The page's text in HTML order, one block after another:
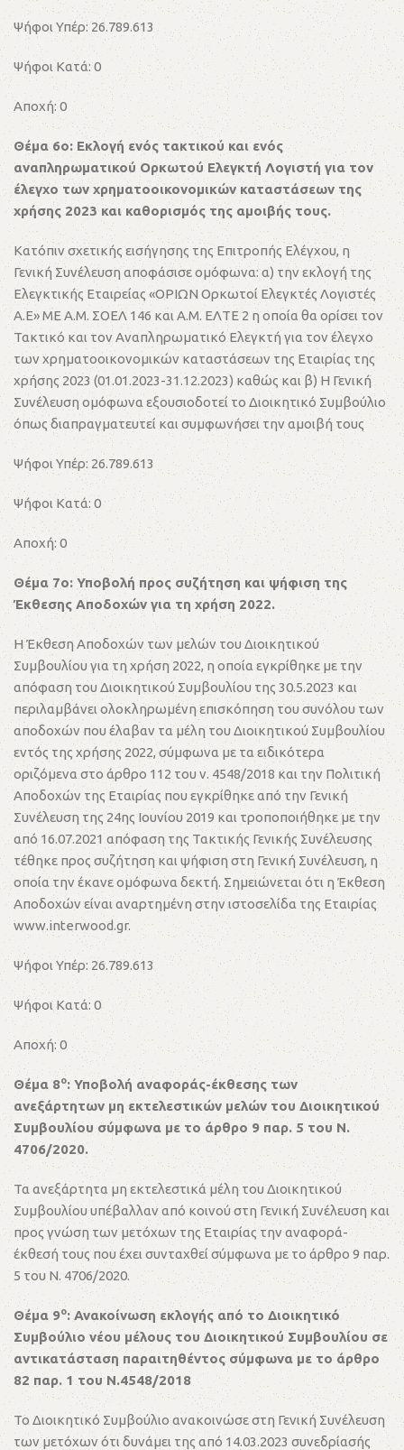
Ψήφοι Υπέρ: 26.789.613
Ψήφοι Κατά: 0
Αποχή: 0
Θέμα 6ο: Εκλογή ενός τακτικού και ενός
αναπληρωματικού Ορκωτού Ελεγκτή Λογιστή για τον
έλεγχο των χρηματοοικονομικών καταστάσεων της
χρήσης 2023 και καθορισμός της αμοιβής τους.
Κατόπιν σχετικής εισήγησης της Επιτροπής Ελέγχου, η
Γενική Συνέλευση αποφάσισε ομόφωνα: α) την εκλογή της
Ελεγκτικής Εταιρείας «ΟΡΙΩΝ Ορκωτοί Ελεγκτές Λογιστές
Α.Ε» ΜΕ Α.Μ. ΣΟΕΛ 146 και Α.Μ. ΕΛΤΕ 2 η οποία θα ορίσει τον
Τακτικό και τον Αναπληρωματικό Ελεγκτή για τον έλεγχο
των χρηματοοικονομικών καταστάσεων της Εταιρίας της
χρήσης 2023 (01.01.2023-31.12.2023) καθώς και β) Η Γενική
Συνέλευση ομόφωνα εξουσιοδοτεί το Διοικητικό Συμβούλιο
όπως διαπραγματευτεί και συμφωνήσει την αμοιβή τους
Ψήφοι Υπέρ: 26.789.613
Ψήφοι Κατά: 0
Αποχή: 0
Θέμα 7ο: Υποβολή προς συζήτηση και ψήφιση της
Έκθεσης Αποδοχών για τη χρήση 2022.
Η Έκθεση Αποδοχών των μελών του Διοικητικού
Συμβουλίου για τη χρήση 2022, η οποία εγκρίθηκε με την
απόφαση του Διοικητικού Συμβουλίου της 30.5.2023 και
περιλαμβάνει ολοκληρωμένη επισκόπηση του συνόλου των
αποδοχών που έλαβαν τα μέλη του Διοικητικού Συμβουλίου
εντός της χρήσης 2022, σύμφωνα με τα ειδικότερα
οριζόμενα στο άρθρο 112 του ν. 4548/2018 και την Πολιτική
Αποδοχών της Εταιρίας που εγκρίθηκε από την Γενική
Συνέλευση της 24ης Ιουνίου 2019 και τροποποιήθηκε με την
από 16.07.2021 απόφαση της Τακτικής Γενικής Συνέλευσης
τέθηκε προς συζήτηση και ψήφιση στη Γενική Συνέλευση, η
οποία την έκανε ομόφωνα δεκτή. Σημειώνεται ότι η Έκθεση
Αποδοχών είναι αναρτημένη στην ιστοσελίδα της Εταιρίας
www.interwood.gr.
Ψήφοι Υπέρ: 26.789.613
Ψήφοι Κατά: 0
Αποχή: 0
Θέμα 8ο: Υποβολή αναφοράς-έκθεσης των
ανεξάρτητων μη εκτελεστικών μελών του Διοικητικού
Συμβουλίου σύμφωνα με το άρθρο 9 παρ. 5 του Ν.
4706/2020.
Τα ανεξάρτητα μη εκτελεστικά μέλη του Διοικητικού
Συμβουλίου υπέβαλλαν από κοινού στη Γενική Συνέλευση και
προς γνώση των μετόχων της Εταιρίας την αναφορά-
έκθεσή τους που έχει συνταχθεί σύμφωνα με το άρθρο 9 παρ.
5 του Ν. 4706/2020.
Θέμα 9ο: Ανακοίνωση εκλογής από το Διοικητικό
Συμβούλιο νέου μέλους του Διοικητικού Συμβουλίου σε
αντικατάσταση παραιτηθέντος σύμφωνα με το άρθρο
82 παρ. 1 του Ν.4548/2018
Το Διοικητικό Συμβούλιο ανακοινώσε στη Γενική Συνέλευση
των μετόχων ότι δυνάμει της από 14.03.2023 συνεδρίασής